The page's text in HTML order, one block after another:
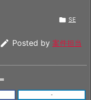
 SE
 Posted by 案件担当
-